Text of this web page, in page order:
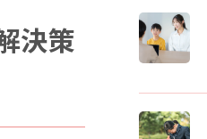
決策